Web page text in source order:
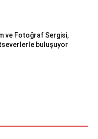
ve Fotoğraf Sergisi,
buluşuyor